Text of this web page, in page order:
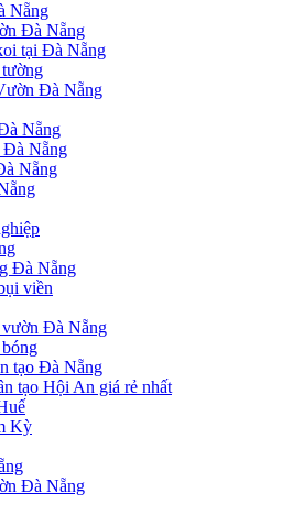
Nẵng
Đà Nẵng
tại Đà Nẵng
Đà Nẵng
Nẵng
Đà Nẵng
Nẵng
Đà Nẵng
viền
vườn Đà Nẵng
tạo Đà Nẵng
tạo Hội An giá rẻ nhất
Kỳ
Đà Nẵng